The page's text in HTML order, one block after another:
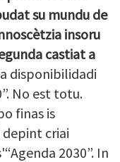
su mundu de
insoru
castiat a
disponibilidadi
No est totu.
finas is
criai
2030”. In